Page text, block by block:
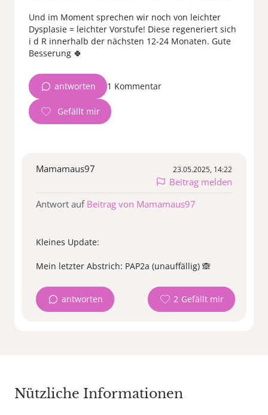
Und im Moment sprechen wir noch von leichter
Dysplasie = leichter Vorstufe! Diese regeneriert sich
i d R innerhalb der nächsten 12-24 Monaten. Gute
antworten 1 Kommentar
Mamamaus97 23.05.2025, 14:22
Beitrag melden
Antwort auf Beitrag von Mamamaus97
Kleines Update:
antworten 2
Nützliche Informationen